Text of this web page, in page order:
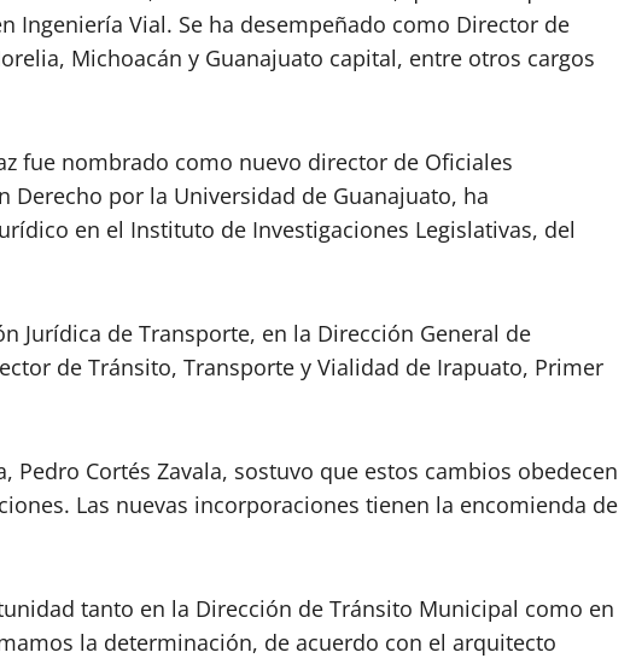
Ingeniería Vial. Se ha desempeñado como Director de
Michoacán y Guanajuato capital, entre otros cargos
fue nombrado como nuevo director de Oficiales
Derecho por la Universidad de Guanajuato, ha
en el Instituto de Investigaciones Legislativas, del
Jurídica de Transporte, en la Dirección General de
de Tránsito, Transporte y Vialidad de Irapuato, Primer
Pedro Cortés Zavala, sostuvo que estos cambios obedecen
Las nuevas incorporaciones tienen la encomienda de
tanto en la Dirección de Tránsito Municipal como en
la determinación, de acuerdo con el arquitecto